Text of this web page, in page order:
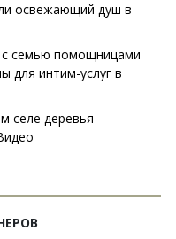
освежающий душ в
семью помощницами
для интим-услуг в
селе деревья